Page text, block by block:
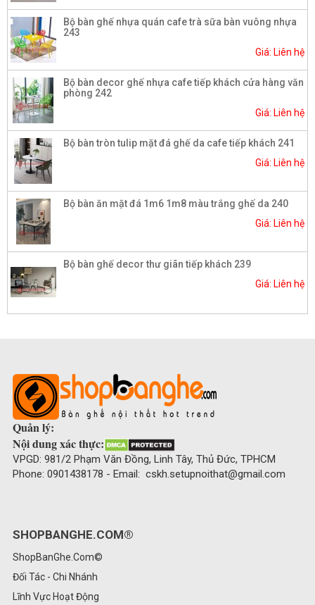
Bộ bàn ghế nhựa quán cafe trà sữa bàn vuông nhựa
243
Giá: Liên hệ
Bộ bàn decor ghế nhựa cafe tiếp khách cửa hàng văn
phòng 242
Giá: Liên hệ
Bộ bàn tròn tulip mặt đá ghế da cafe tiếp khách 241
Giá: Liên hệ
Bộ bàn ăn mặt đá 1m6 1m8 màu trắng ghế da 240
Giá: Liên hệ
Bộ bàn ghế decor thư giãn tiếp khách 239
Giá: Liên hệ
Quản lý:
Nội dung xác thực:
VPGD: 981/2 Phạm Văn Đồng, Linh Tây, Thủ Đức, TPHCM
Phone: 0901438178 - Email: cskh.setupnoithat@gmail.com
SHOPBANGHE.COM®
ShopBanGhe.Com©
Đối Tác - Chi Nhánh
Lĩnh Vực Hoạt Động